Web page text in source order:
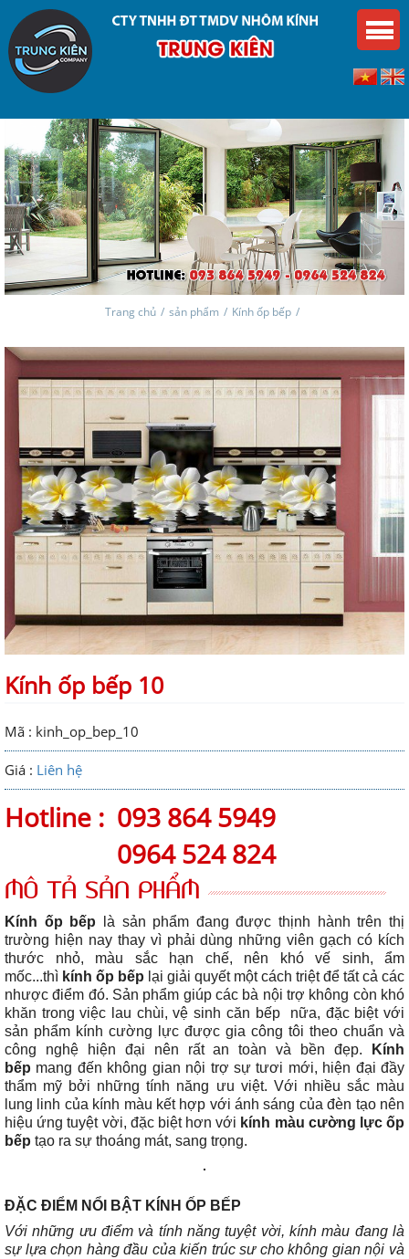
Trang chủ / sản phẩm / Kính ốp bếp /
Kính ốp bếp 10
Mã : kinh_op_bep_10
Giá : Liên hệ
Hotline : 093 864 5949
0964 524 824
MÔ TẢ SẢN PHẨM
Kính ốp bếp
là sản phẩm đang được thịnh hành trên thị
trường hiện nay thay vì phải dùng những viên gạch có kích
thước nhỏ, màu sắc hạn chế, nên khó vế sinh, ẩm
mốc...thì kính ốp bếp lại giải quyết một cách triệt để tất cả các
nhược điểm đó. Sản phẩm giúp các bà nội trợ không còn khó
khăn trong việc lau chùi, vệ sinh căn bếp nữa, đặc biệt với
sản phẩm kính cường lực được gia công tôi theo chuẩn và
công nghệ hiện đại nên rất an toàn và bền đẹp.
Kính
bếp mang đến không gian nội trợ sự tươi mới, hiện đại đầy
thẩm mỹ bởi những tính năng ưu việt. Với nhiều sắc màu
lung linh của kính màu kết hợp với ánh sáng của đèn tạo nên
hiệu ứng tuyệt vời, đặc biệt hơn với kính màu cường lực ốp
bếp tạo ra sự thoáng mát, sang trọng.
ĐẶC ĐIỂM NỔI BẬT KÍNH ỐP BẾP
Với những ưu điểm và tính năng tuyệt vời, kính màu đang là
sự lựa chọn hàng đầu của kiến trúc sư cho không gian nội và